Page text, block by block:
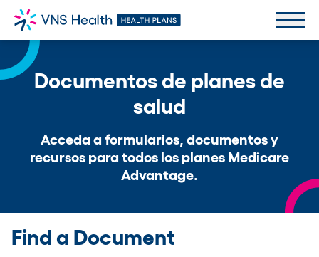
Documentos de planes de
salud
Acceda a formularios, documentos y
recursos para todos los planes Medicare
Advantage.
Find a Document